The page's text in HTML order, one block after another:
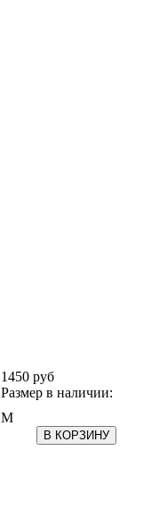
1450 руб
Размер в наличии:
M